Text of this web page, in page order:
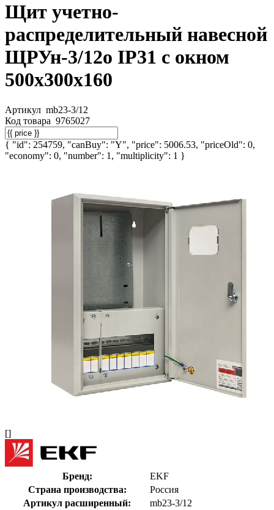
Щит учетно-
распределительный навесной
ЩРУн-3/12о IP31 с окном
500х300х160
Артикул mb23-3/12
Код товара 9765027
{ "id": 254759, "canBuy": "Y", "price": 5006.53, "priceOld": 0,
"economy": 0, "number": 1, "multiplicity": 1 }
[]
Бренд:
EKF
Страна производства:
Россия
Артикул расширенный:
mb23-3/12